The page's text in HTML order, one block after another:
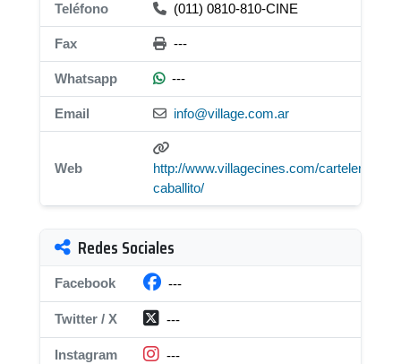
Teléfono (011) 0810-810-CINE
Fax ---
Whatsapp ---
Email info@village.com.ar
Web
http://www.villagecines.com/carteleras/
caballito/
Redes Sociales
Facebook ---
Twitter / X ---
Instagram ---